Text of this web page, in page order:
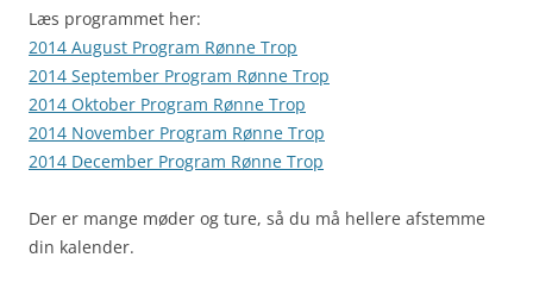
Læs programmet her:
2014 August Program Rønne Trop
2014 September Program Rønne Trop
2014 Oktober Program Rønne Trop
2014 November Program Rønne Trop
2014 December Program Rønne Trop
Der er mange møder og ture, så du må hellere afstemme
din kalender.